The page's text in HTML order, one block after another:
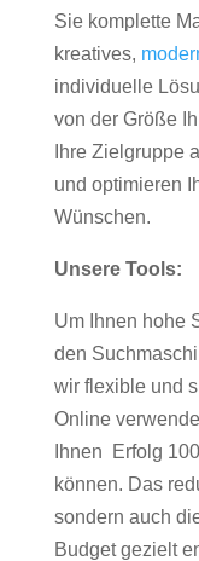
Sie komplette
kreatives,
individuelle
von der Größe
Ihre Zielgruppe
und optimieren
Wünschen.
Unsere Tools:
Um Ihnen hohe
den
wir flexible und
Online
Ihnen Erfolg
können. Das
sondern auch
Budget gezielt